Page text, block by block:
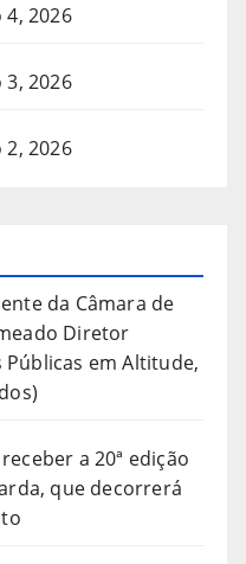
4, 2026
3, 2026
2, 2026
da Câmara de
Diretor
Públicas em Altitude,
a 20ª edição
que decorrerá